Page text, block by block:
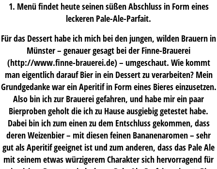
1. Menü findet heute seinen süßen Abschluss in Form eines
leckeren Pale-Ale-Parfait.
Für das Dessert habe ich mich bei den jungen, wilden Brauern in
Münster – genauer gesagt bei der Finne-Brauerei
(http://www.finne-brauerei.de) – umgeschaut. Wie kommt
man eigentlich darauf Bier in ein Dessert zu verarbeiten? Mein
Grundgedanke war ein Aperitif in Form eines Bieres einzusetzen.
Also bin ich zur Brauerei gefahren, und habe mir ein paar
Bierproben geholt die ich zu Hause ausgiebig getestet habe.
Dabei bin ich zum einen zu dem Entschluss gekommen, dass
deren Weizenbier – mit diesen feinen Bananenaromen – sehr
gut als Aperitif geeignet ist und zum anderen, dass das Pale Ale
mit seinem etwas würzigerem Charakter sich hervorragend für